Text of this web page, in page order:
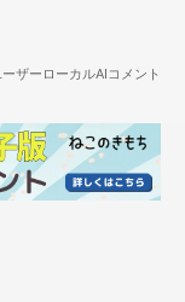
ーバンドのジャケ
、媒体を問わず幅